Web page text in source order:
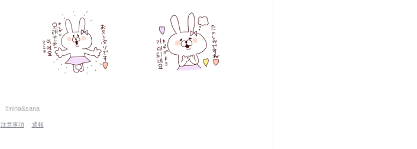
©nina&sana
注意事項 通報